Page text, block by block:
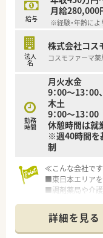
給与
月給280,000
※経験・年齢によ
法人
名
株式会社コス
コスモファーマ
勤務
時間
月火水金
9：00～13：00
木土
9：00～13：00
休憩時間は就
※週40時間を
制
≪こんな会社で
■東日本エリア
■調剤薬局や介護
■人とのつなが
を心がけています。
詳細を見る